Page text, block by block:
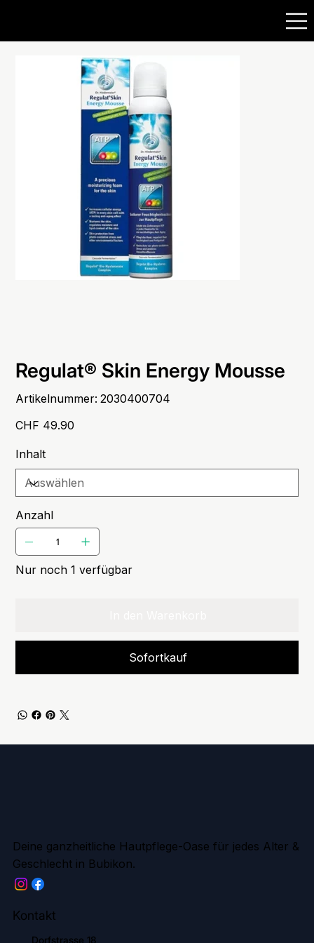
Regulat® Skin Energy Mousse
Artikelnummer: Artikelnummer:
2030400704
2030400704
Preis
CHF 49.90
Inhalt
Anzahl
Nur noch 1 verfügbar
Sofortkauf
Deine ganzheitliche Hautpflege-Oase für jedes Alter &
Geschlecht in Bubikon.
Kontakt
Dorfstrasse 18